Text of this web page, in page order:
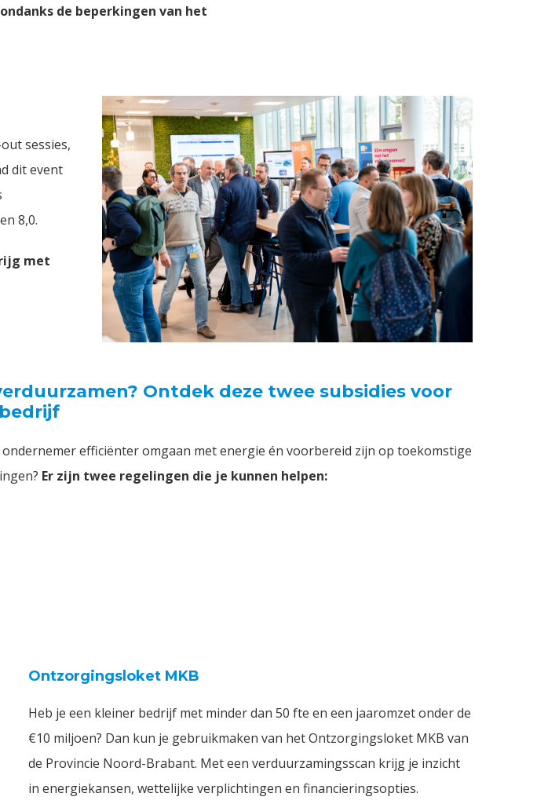
de beperkingen van het
sessies,
dit event
8,0.
met
Ontdek deze twee subsidies voor
ondernemer efficiënter omgaan met energie én voorbereid zijn op toekomstige
Er zijn twee regelingen die je kunnen helpen:
Ontzorgingsloket MKB
Heb je een kleiner bedrijf met minder dan 50 fte en een jaaromzet onder de
€10 miljoen? Dan kun je gebruikmaken van het Ontzorgingsloket MKB van
de Provincie Noord-Brabant. Met een verduurzamingsscan krijg je inzicht
in energiekansen, wettelijke verplichtingen en financieringsopties.